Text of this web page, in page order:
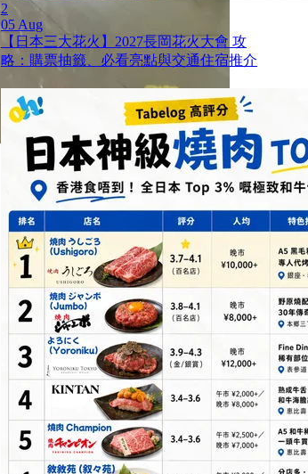
2
05 Aug
【日本三大花火】2027長岡花火大會 攻
略：購票抽籤、必看亮點與交通住宿推介